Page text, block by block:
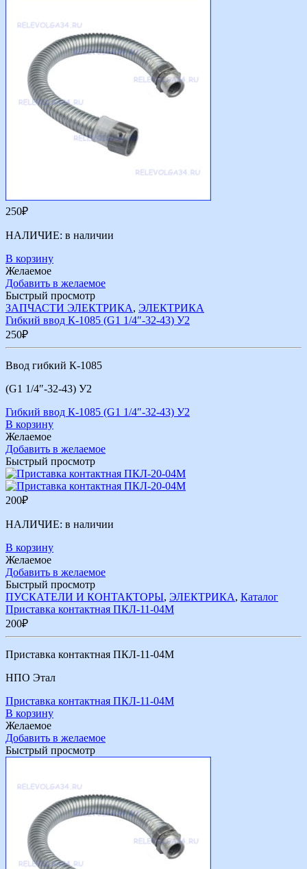
250₽
НАЛИЧИЕ: в наличии
В корзину
Желаемое
Добавить в желаемое
Быстрый просмотр
ЗАПЧАСТИ ЭЛЕКТРИКА, ЭЛЕКТРИКА
Гибкий ввод К-1085 (G1 1/4″-32-43) У2
250₽
Ввод гибкий К-1085
(G1 1/4″-32-43) У2
Гибкий ввод К-1085 (G1 1/4″-32-43) У2
В корзину
Желаемое
Добавить в желаемое
Быстрый просмотр
200₽
НАЛИЧИЕ: в наличии
В корзину
Желаемое
Добавить в желаемое
Быстрый просмотр
ПУСКАТЕЛИ И КОНТАКТОРЫ, ЭЛЕКТРИКА, Каталог
Приставка контактная ПКЛ-11-04М
200₽
Приставка контактная ПКЛ-11-04М
НПО Этал
Приставка контактная ПКЛ-11-04М
В корзину
Желаемое
Добавить в желаемое
Быстрый просмотр